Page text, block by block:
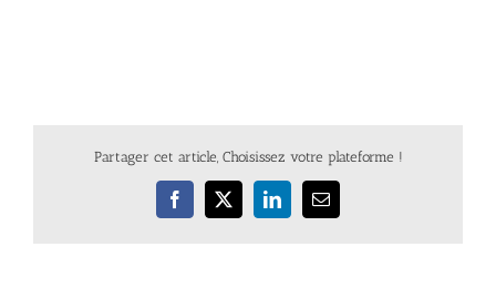
Partager cet article, Choisissez votre plateforme !
Facebook
X LinkedInEmail